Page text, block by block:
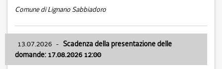
Comune di Lignano Sabbiadoro
13.07.2026 - Scadenza della presentazione delle
domande: 17.08.2026 12:00